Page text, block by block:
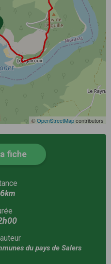
©OpenStreetMapcontributors
fiche
6km
du pays de Salers